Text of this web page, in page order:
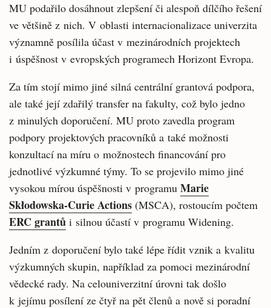
MU podařilo dosáhnout zlepšení či alespoň dílčího řešení
ve většině z nich. V oblasti internacionalizace univerzita
významně posílila účast v mezinárodních projektech
i úspěšnost v evropských programech Horizont Evropa.
Za tím stojí mimo jiné silná centrální grantová podpora,
ale také její zdařilý transfer na fakulty, což bylo jedno
z minulých doporučení. MU proto zavedla program
podpory projektových pracovníků a také možnosti
konzultací na míru o možnostech financování pro
jednotlivé výzkumné týmy. To se projevilo mimo jiné
vysokou mírou úspěšnosti v programu Marie
Skłodowska-Curie Actions (MSCA), rostoucím počtem
ERC grantů i silnou účastí v programu Widening.
Jedním z doporučení bylo také lépe řídit vznik a kvalitu
výzkumných skupin, například za pomoci mezinárodní
vědecké rady. Na celouniverzitní úrovni tak došlo
k jejímu posílení ze čtyř na pět členů a nově si poradní